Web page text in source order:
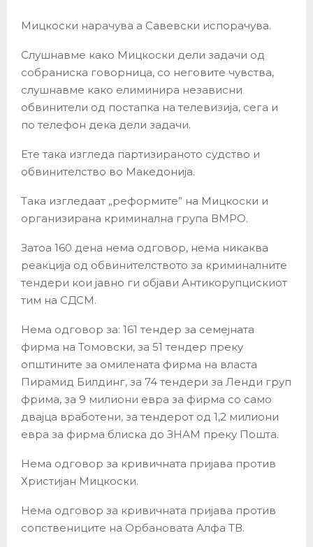
Мицкоски нарачува а Савевски испорачува.
Слушнавме како Мицкоски дели задачи од
собраниска говорница, со неговите чувства,
слушнавме како елиминира независни
обвинители од постапка на телевизија, сега и
по телефон дека дели задачи.
Ете така изгледа партизираното судство и
обвинителство во Македонија.
Така изгледаат „реформите” на Мицкоски и
организирана криминална група ВМРО.
Затоа 160 дена нема одговор, нема никаква
реакција од обвинителството за криминалните
тендери кои јавно ги објави Антикорупцискиот
тим на СДСМ.
Нема одговор за: 161 тендер за семејната
фирма на Томовски, за 51 тендер преку
општините за омилената фирма на власта
Пирамид Билдинг, за 74 тендери за Ленди груп
фрима, за 9 милиони евра за фирма со само
двајца вработени, за тендерот од 1,2 милиони
евра за фирма блиска до ЗНАМ преку Пошта.
Нема одговор за кривичната пријава против
Христијан Мицкоски.
Нема одговор за кривичната пријава против
сопствениците на Орбановата Алфа ТВ.